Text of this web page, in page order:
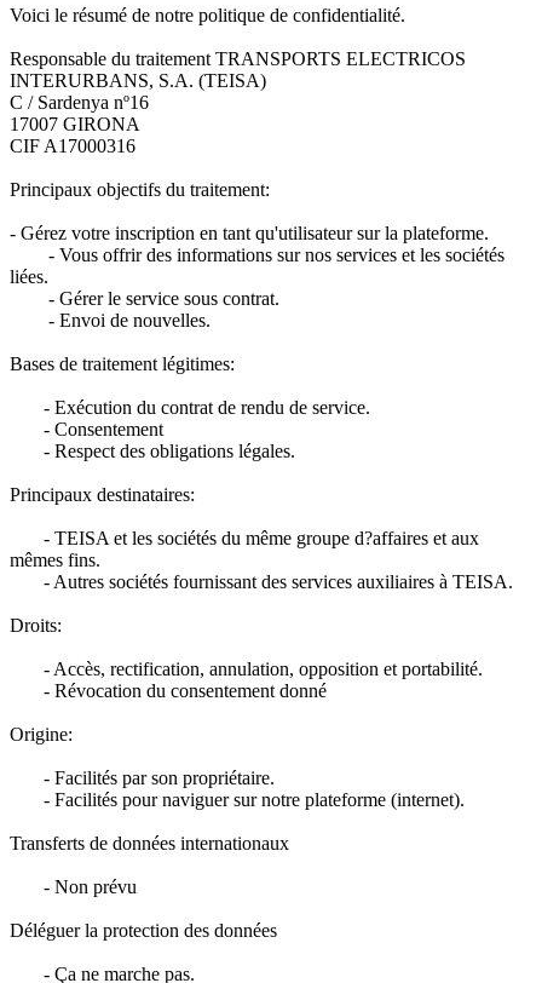
Voici le résumé de notre politique de confidentialité.
Responsable du traitement TRANSPORTS ELECTRICOS
INTERURBANS, S.A. (TEISA)
C / Sardenya nº16
17007 GIRONA
CIF A17000316
Principaux objectifs du traitement:
- Gérez votre inscription en tant qu'utilisateur sur la plateforme.
- Vous offrir des informations sur nos services et les sociétés
liées.
- Gérer le service sous contrat.
- Envoi de nouvelles.
Bases de traitement légitimes:
- Exécution du contrat de rendu de service.
- Consentement
- Respect des obligations légales.
Principaux destinataires:
- TEISA et les sociétés du même groupe d?affaires et aux
mêmes fins.
- Autres sociétés fournissant des services auxiliaires à TEISA.
Droits:
- Accès, rectification, annulation, opposition et portabilité.
- Révocation du consentement donné
Origine:
- Facilités par son propriétaire.
- Facilités pour naviguer sur notre plateforme (internet).
Transferts de données internationaux
- Non prévu
Déléguer la protection des données
- Ça ne marche pas.